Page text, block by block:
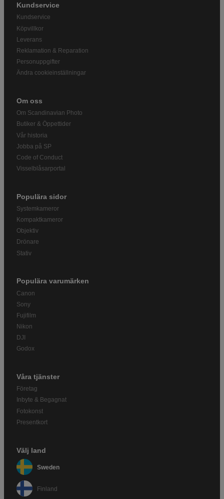
Kundservice
Kundservice
Köpvillkor
Leverans
Reklamation & Reparation
Personuppgifter
Ändra cookieinställningar
Om oss
Om Scandinavian Photo
Butiker & Öppettider
Vår historia
Jobba på SP
Code of Conduct
Visselblåsarportal
Populära sidor
Systemkameror
Kompaktkameror
Objektiv
Drönare
Stativ
Populära varumärken
Canon
Sony
Fujifilm
Nikon
DJI
Godox
Våra tjänster
Företag
Inbyte & Begagnat
Fotokonst
Presentkort
Välj land
Sweden
Finland